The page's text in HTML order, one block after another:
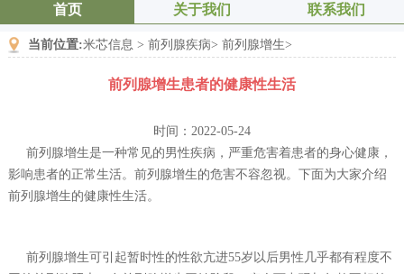
首页 关于我们 联系我们
当前位置:米芯信息 >前列腺疾病>前列腺增生>
前列腺增生患者的健康性生活
时间：2022-05-24
前列腺增生是一种常见的男性疾病，严重危害着患者的身心健康，
影响患者的正常生活。前列腺增生的危害不容忽视。下面为大家介绍
前列腺增生的健康性生活。
前列腺增生可引起暂时性的性欲亢进55岁以后男性几乎都有程度不